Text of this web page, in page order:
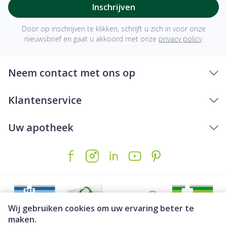
Wij gebruiken cookies om uw ervaring beter te
maken.
Inschrijven
Door op inschrijven te klikken, schrijft u zich in voor onze
nieuwsbrief en gaat u akkoord met onze privacy policy.
Neem contact met ons op
Klantenservice
Uw apotheek